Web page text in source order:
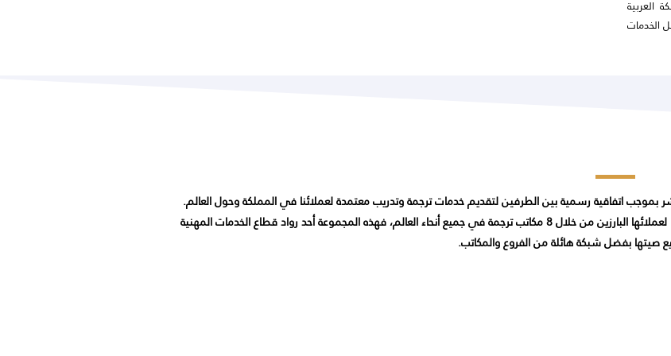
العربية
الخدمات
بموجب اتفاقية رسمية بين الطرفين لتقديم خدمات ترجمة وتدريب معتمدة لعملائنا في المملكة وحول العالم.
من المعروف أن مجموعة طلال أبو غزالة للخدمات المهنية والملكية الفكرية تُقدّم خدماتها لعملائها البارزين من خلال 8 مكاتب ترجمة في جميع أنحاء العالم، فهذه المجموعة أحد رواد قطاع الخدمات المهنية
صيتها بفضل شبكة هائلة من الفروع والمكاتب.